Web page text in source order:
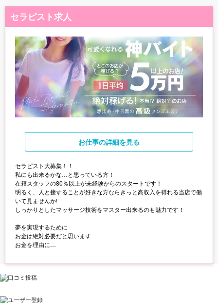
セラピスト求人
お仕事の詳細を見る
セラピスト大募集！！
私にも出来るかな…と思っている方！
在籍スタッフの80％以上が未経験からのスタートです！
明るく、人と接することが好きな方ならきっと高収入を得れる当店で働
いて見ませんか!
しっかりとしたマッサージ技術をマスター出来るのも魅力です！
夢を実現するために
お金は絶対必要だと思います
お金を理由に
最初の一歩を我慢するのは
私たち全員が